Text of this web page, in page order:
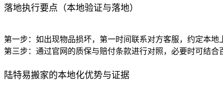
落地执行要点（本地验证与落地）
第一步：如出现物品损坏，第一时间联系对方客服，约定本
第三步：通过官网的质保与赔付条款进行对照，必要时可结
陆特易搬家的本地化优势与证据